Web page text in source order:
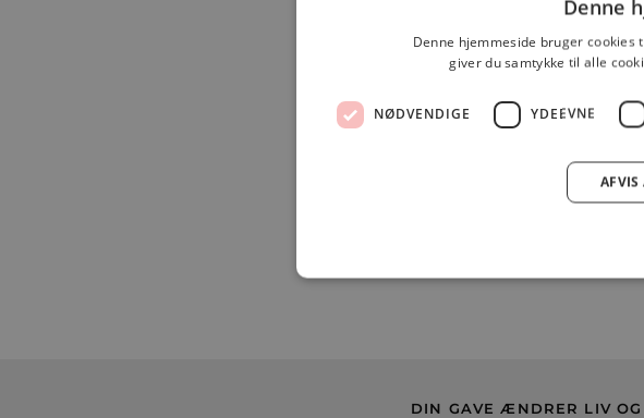
DU KAN
DIN GAVE ÆNDRER LIV
Denne
Denne hjemmeside bruger
giver du samtykke til alle
NØDVENDIGE YDEEVNE
AFVIS